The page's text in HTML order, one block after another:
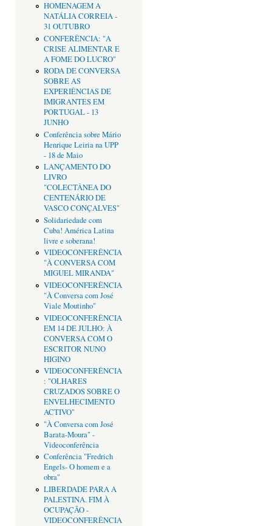
HOMENAGEM A
NATÁLIA CORREIA -
31 OUTUBRO
CONFERÊNCIA: "A
CRISE ALIMENTAR E
A FOME DO LUCRO"
RODA DE CONVERSA
SOBRE AS
EXPERIÊNCIAS DE
IMIGRANTES EM
PORTUGAL - 13
JUNHO
Conferência sobre Mário
Henrique Leiria na UPP
- 18 de Maio
LANÇAMENTO DO
LIVRO
"COLECTÂNEA DO
CENTENÁRIO DE
VASCO CONÇALVES"
Solidariedade com
Cuba! América Latina
livre e soberana!
VIDEOCONFERÊNCIA
"À CONVERSA COM
MIGUEL MIRANDA"
VIDEOCONFERÊNCIA
"À Conversa com José
Viale Moutinho"
VIDEOCONFERÊNCIA
EM 14 DE JULHO: À
CONVERSA COM O
ESCRITOR NUNO
HIGINO
VIDEOCONFERÊNCIA
: "OLHARES
CRUZADOS SOBRE O
ENVELHECIMENTO
ACTIVO"
"À Conversa com José
Barata-Moura" -
Videoconferência
Conferência "Fredrich
Engels- O homem e a
obra"
LIBERDADE PARA A
PALESTINA. FIM À
OCUPAÇÃO -
VIDEOCONFERÊNCIA